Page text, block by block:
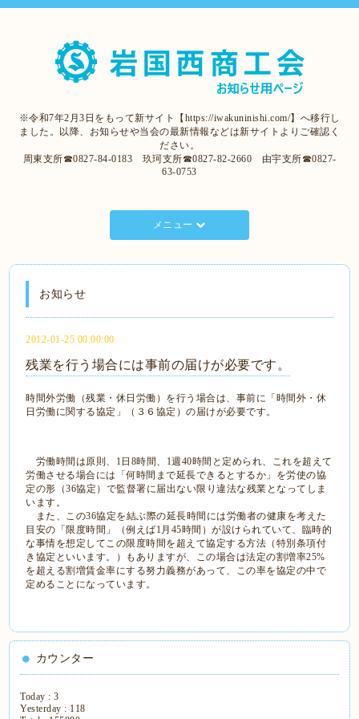
※令和7年2月3日をもって新サイト【https://iwakuninishi.com/】へ移行し
ました。以降、お知らせや当会の最新情報などは新サイトよりご確認く
ださい。
周東支所☎0827-84-0183 玖珂支所☎0827-82-2660 由宇支所☎0827-
63-0753
メニュー
お知らせ
2012-01-25 00:00:00
残業を行う場合には事前の届けが必要です。
時間外労働（残業・休日労働）を行う場合は、事前に「時間外・休
日労働に関する協定」（３６協定）の届けが必要です。
労働時間は原則、1日8時間、1週40時間と定められ、これを超えて
労働させる場合には「何時間まで延長できるとするか」を労使の協
定の形（36協定）で監督署に届出ない限り違法な残業となってしま
います。
また、この36協定を結ぶ際の延長時間には労働者の健康を考えた
目安の「限度時間」（例えば1月45時間）が設けられていて、臨時的
な事情を想定してこの限度時間を超えて協定する方法（特別条項付
き協定といいます。）もありますが、この場合は法定の割増率25%
を超える割増賃金率にする努力義務があって、この率を協定の中で
定めることになっています。
カウンター
Today :3
Yesterday : 118